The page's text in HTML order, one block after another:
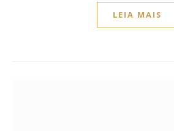
LEIA MAIS